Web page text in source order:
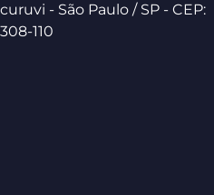
- São Paulo / SP - CEP:
110